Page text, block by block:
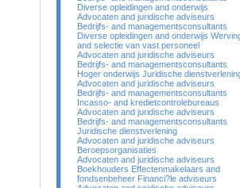
Diverse opleidingen and onderwijs
Advocaten and juridische adviseurs
Bedrijfs- and managementsconsultants
Diverse opleidingen and onderwijs
and selectie van vast personeel
Advocaten and juridische adviseurs
Bedrijfs- and managementsconsultants
Hoger onderwijs Juridische
Advocaten and juridische adviseurs
Bedrijfs- and managementsconsultants
Incasso- and kredietcontrolebureaus
Advocaten and juridische adviseurs
Bedrijfs- and managementsconsultants
Juridische dienstverlening
Advocaten and juridische adviseurs
Beroepsorganisaties
Advocaten and juridische adviseurs
Boekhouders Effectenmakelaars and
fondsenbeheer Financi?le adviseurs